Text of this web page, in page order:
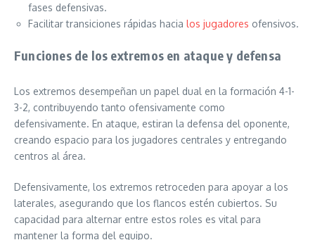
fases defensivas.
Facilitar transiciones rápidas hacia los jugadores ofensivos.
Funciones de los extremos en ataque y defensa
Los extremos desempeñan un papel dual en la formación 4-1-
3-2, contribuyendo tanto ofensivamente como
defensivamente. En ataque, estiran la defensa del oponente,
creando espacio para los jugadores centrales y entregando
centros al área.
Defensivamente, los extremos retroceden para apoyar a los
laterales, asegurando que los flancos estén cubiertos. Su
capacidad para alternar entre estos roles es vital para
mantener la forma del equipo.